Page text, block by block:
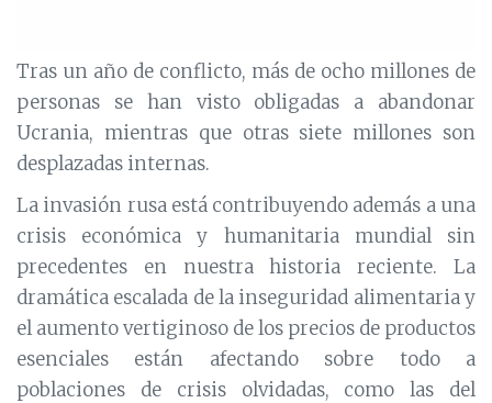
Tras un año de conflicto, más de ocho millones de
personas se han visto obligadas a abandonar
Ucrania, mientras que otras siete millones son
desplazadas internas.
La invasión rusa está contribuyendo además a una
crisis económica y humanitaria mundial sin
precedentes en nuestra historia reciente. La
dramática escalada de la inseguridad alimentaria y
el aumento vertiginoso de los precios de productos
esenciales están afectando sobre todo a
poblaciones de crisis olvidadas, como las del